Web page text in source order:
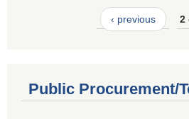
‹ previous 2
Public Procurement/